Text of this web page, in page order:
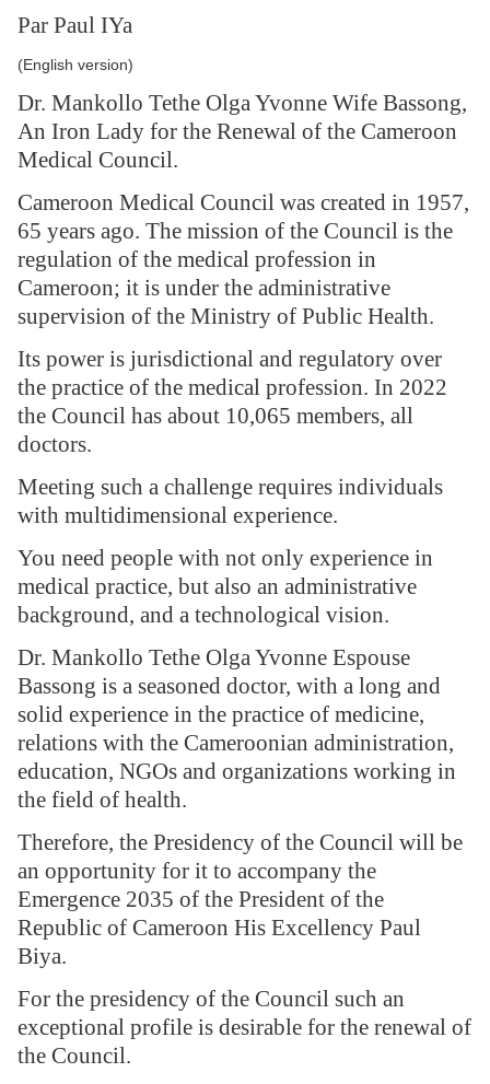
Par Paul IYa
(English version)
Dr. Mankollo Tethe Olga Yvonne Wife Bassong,
An Iron Lady for the Renewal of the Cameroon
Medical Council.
Cameroon Medical Council was created in 1957,
65 years ago. The mission of the Council is the
regulation of the medical profession in
Cameroon; it is under the administrative
supervision of the Ministry of Public Health.
Its power is jurisdictional and regulatory over
the practice of the medical profession. In 2022
the Council has about 10,065 members, all
doctors.
Meeting such a challenge requires individuals
with multidimensional experience.
You need people with not only experience in
medical practice, but also an administrative
background, and a technological vision.
Dr. Mankollo Tethe Olga Yvonne Espouse
Bassong is a seasoned doctor, with a long and
solid experience in the practice of medicine,
relations with the Cameroonian administration,
education, NGOs and organizations working in
the field of health.
Therefore, the Presidency of the Council will be
an opportunity for it to accompany the
Emergence 2035 of the President of the
Republic of Cameroon His Excellency Paul
Biya.
For the presidency of the Council such an
exceptional profile is desirable for the renewal of
the Council.